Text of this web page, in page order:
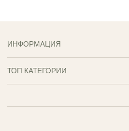
ИНФОРМАЦИЯ
ТОП КАТЕГОРИИ